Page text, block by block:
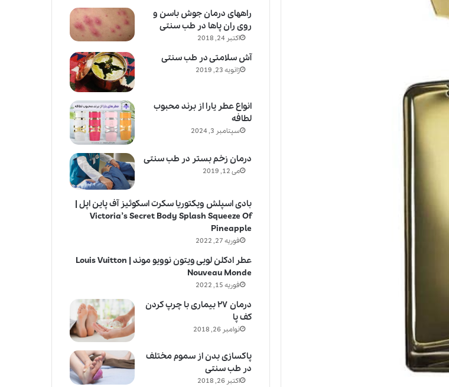
راههای درمان جوش باسن و
روی ران پاها در طب سنتی
اکتبر 24, 2018
آش سلامتی در طب سنتی
ژانویه 23, 2019
انواع عطر یارا از برند محبوب
لطافه
سپتامبر 3, 2024
درمان زخم بستر در طب سنتی
می 12, 2019
بادی اسپلش ویکتوریا سکرت اسکوئیز آف پاین اپل |
Victoria’s Secret Body Splash Squeeze Of
Pineapple
فوریه 27, 2022
عطر ادکلن لویی ویتون نوویو موند | Louis Vuitton
Nouveau Monde
فوریه 15, 2022
درمان ۲۷ بیماری با چرپ کردن
کف پا
نوامبر 26, 2018
پاکسازی بدن از سموم مختلف
در طب سنتی
اکتبر 26, 2018